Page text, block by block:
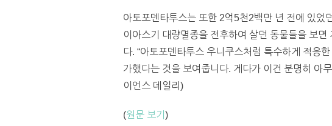
아토포덴타투스는 또한 2억5천2백만 년 전에 있었
이아스기 대량멸종을 전후하여 살던 동물들을 보
다. “아토포덴타투스 우니쿠스처럼 특수하게 적응
가했다는 것을 보여줍니다. 게다가 이건 분명히 아
이언스 데일리)
(원문 보기 )